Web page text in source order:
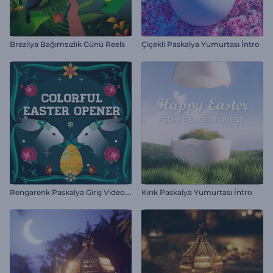
Brezilya Bağımsızlık Günü Reels Çiçekli Paskalya Yumurtası İntro
R
engarenk Paskalya Giriş Videosu Kırık Paskalya Yumurtası İntro